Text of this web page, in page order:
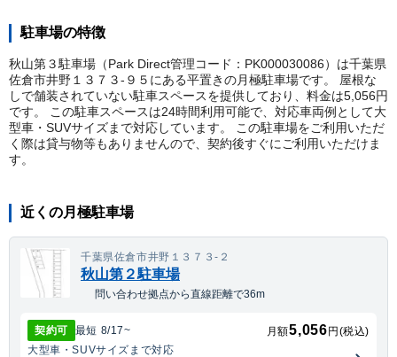
駐車場の特徴
秋山第３駐車場（Park Direct管理コード：PK000030086）は千葉県
佐倉市井野１３７３-９５にある平置きの月極駐車場です。 屋根な
しで舗装されていない駐車スペースを提供しており、料金は5,056円
です。 この駐車スペースは24時間利用可能で、対応車両例として大
型車・SUVサイズまで対応しています。 この駐車場をご利用いただ
く際は貸与物等もありませんので、契約後すぐにご利用いただけま
す。
近くの月極駐車場
千葉県佐倉市井野１３７３-２
秋山第２駐車場
問い合わせ拠点から直線距離で36m
契約可 最短 8/17~ 月額5,056 円(税込)
大型車・SUVサイズまで対応